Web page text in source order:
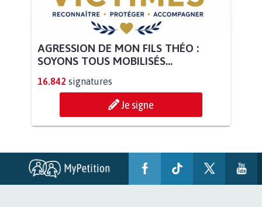
AGRESSION DE MON FILS THÉO :
SOYONS TOUS MOBILISÉS...
16.842 signatures
Je signe